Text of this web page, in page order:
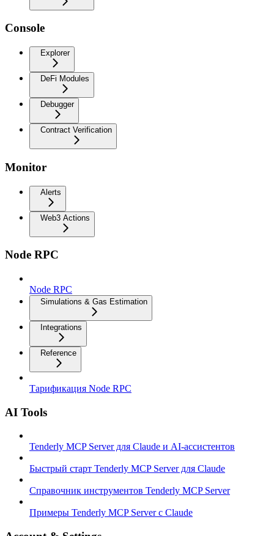
Console
Explorer
DeFi Modules
Debugger
Contract Verification
Monitor
Alerts
Web3 Actions
Node RPC
Node RPC
Simulations & Gas Estimation
Integrations
Reference
Тарификация Node RPC
AI Tools
Tenderly MCP Server для Claude и AI-ассистентов
Быстрый старт Tenderly MCP Server для Claude
Справочник инструментов Tenderly MCP Server
Примеры Tenderly MCP Server с Claude